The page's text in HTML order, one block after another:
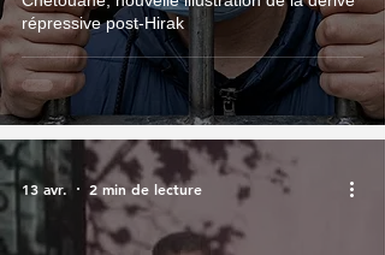
répressive post‑Hirak
13 avr. 2 min de lecture